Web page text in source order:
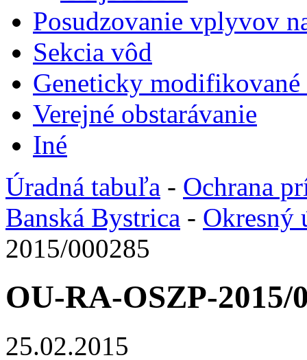
Posudzovanie vplyvov
Sekcia vôd
Geneticky
Verejné obstarávanie
Iné
Úradná tabuľa - Ochrana
Banská Bystrica - Okresný
2015/000285
OU-RA-OSZP-2015/
25.02.2015